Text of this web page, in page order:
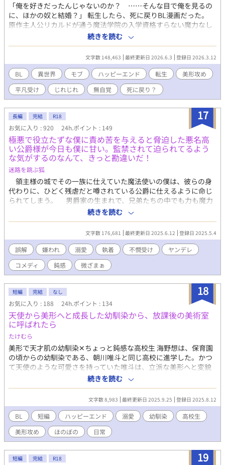
「俺を好きだったんじゃないのか？ ……そんな目で俺を見るの
に、ほかの奴と結婚？」 転生したら、死に戻りBL漫画だった。
原作主人公リカルドが通う魔法学院の入学資格すらない魔力なし
の究極のモブ、それが僕だ。 そんなモブが、リカルドを死に戻ら
せないために改変させた物語は、大きく捻れて歪んでしまった。
原作では不憫な主人公として死に戻るはずのリカルドなのに、美
形で自信満々な逞しい騎士に成長して、なぜか僕を追いかけてく
る。 本来の攻めも、なんだか様子がおかしいし。 だから、僕はリ
カルドに別れを告げて――。 自惚れリカルド × 鈍感なモブ転生
者アーロン 果たして死に戻りは回避できるのか？ じれったくも切
ないふたりの恋は加速する。 ………………… 《転生した原作BL
漫画『死に戻った疎まれ令息は、逃げられない』のあらすじ》 主
人公リカルドは王命により辺境伯ルシオと結婚することになり、
婚姻した初夜に「お前を愛することはない」と告げられる。 辺境
伯の邸で疎まれた伴侶としての生活がはじまった。しかしリカル
ドは、15歳のときに魔法動物の暴走により馬車ごと崖から落下し
て魔力を失い、実父に疎まれて育ったため、どんなに冷遇されて
も帰る場所がない。ここで耐えるしかなかった。 ルシオの従兄弟
ミゲルにより虚偽の嫌がらせを受け、リカルドは癇癪持ちの我儘
だという間違った評価をされてしまう。陰湿な虐めにあいなが
ら、ルシオには誤解されたまま一年が経った、ある日。池に落と
される。その結果、人知れずあっけなく命を落とす。やはり、愛
されることはなかったな、と自分の人生を悲嘆しながら。 ところ
然とする。死んでしまってからの後悔では遅い。もっと早く気づ
くべきだ。 ルシオは王家の禁忌の時空魔法を駆使して、リカルド
を死に戻りさせる。 ＊性描写は最後の最後にあります。 お気に入
り、ハート、感想ありがとうございます！ タイトル変更しまし
た。死に戻り小説→死に戻り漫画に変更しました。
続きを読む
文字数 148,463 最終更新日 2026.6.3 登録日 2026.3.12
BL 異世界 モブ ハッピーエンド 転生
美形攻め
平凡受け
じれじれ 無自覚 死に戻り？
17
長編 完結 R18
お気に入り : 920 24h.ポイント : 149
極悪で役立たずな僕に責め苦を与えると脅迫した悪名高
い公爵様が今日も僕に甘い。監禁されて迫られてるよう
な気がするのなんて、きっと勘違いだ！
迷路を跳ぶ狐
領主様の城でその一族に仕えていた魔法使いの僕は、彼らの身
代わりに、ひどく残虐だと噂されている公爵に仕えるように命じ
られてしまう。 男爵家の生まれで、兄弟たちの中でも力も魔力
も弱くて、給料を全部一族に渡すことを条件に領主様の城に売ら
れてからというもの、魔物と戦ったり警備をしたりと、領主様に
仕える部隊の一員として頑張ってきたつもりだったのに。 怯
えていたら、「お前が断るなら、部隊の平民どもを全員奴隷とし
て公爵に売り渡す」と脅されて、僕の上司だった隊長には、「こ
んな時までわがままを言うのか！」と、怒鳴られた。 「役立たず
で足手まといのお前の面倒を見てやっただろう！ 回復魔法は下
手、魔物退治も鈍い、素材の回収でもドジを踏んでばかり！ お
前一人のために、俺たちがどれだけ迷惑してきたと思ってい
る！！」 そんな風に怒鳴られて、何もかも嫌になる僕は、「僕
が行きます」と返事をした。 だけど、これから仕えるはずの公
爵様には、まるで期待なんてしていないような顔をされてしま
う。 「貴様のことは引き取ったが、貴様に期待しているわけでは
ない。途中で壊れて使えなくなれば焼いて捨てる……」 そう冷
たく言われてショックだったけど、期待なんてされようがされま
いが、僕のやることは決まっている。 公爵様と約束したことを
果たす。それが終わったら自由になってやる！！ 「今回、僕がお
仕えするのは、公爵様がご所望の素材を集めるためですよね？
でしたら、その素材が集まれば僕は用済みなはずです。もしも、
僕がそれを全て集めることができたら、僕を解任してくださいま
すか？」 「分かった」 「約束ですよ……」 約束だ。解放され
たら何をしようか……そんなことを考えながら毎日を過ごしてや
る！ そう決意して、公爵様の領地に向かった僕。 だけど最
近、公爵様の様子がおかしいし、僕を売り渡した領主様は帰って
こいとうるさい。 一体、どうなってるんだ！ 約束を果たした
ら……僕は自由になるんだからな！！
続きを読む
文字数 176,681 最終更新日 2025.6.12 登録日 2025.5.4
誤解 嫌われ 溺愛 執着 不憫受け
ヤンデレ
コメディ
鈍感 微ざまぁ
18
短編 完結 なし
お気に入り : 188 24h.ポイント : 134
天使から美形へと成長した幼馴染から、放課後の美術室
に呼ばれたら
たけむら
美形で天才肌の幼馴染✕ちょっと鈍感な高校生 海野想は、保育園
の頃からの幼馴染である、朝川唯斗と同じ高校に進学した。かつ
て天使のような可愛さを持っていた唯斗は、立派な美形へと変貌
し、今は絵の勉強を進めている。 そんなある日、数学の補習を終
えた想が唯斗を美術室へと迎えに行くと、唯斗はひどく驚いた顔
をしていて…？ ※１話から４話までは別タイトルでpixivに掲載し
ております。続きも書きたくなったので、ゆっくりではあります
が更新していきますね。 ※第４話の冒頭が消えておりましたので
直しました。
続きを読む
文字数 8,983 最終更新日 2025.9.25 登録日 2025.8.12
BL 短編 ハッピーエンド 溺愛 幼馴染
高校生
美形攻め
ほのぼの 日常
19
短編 完結 R18